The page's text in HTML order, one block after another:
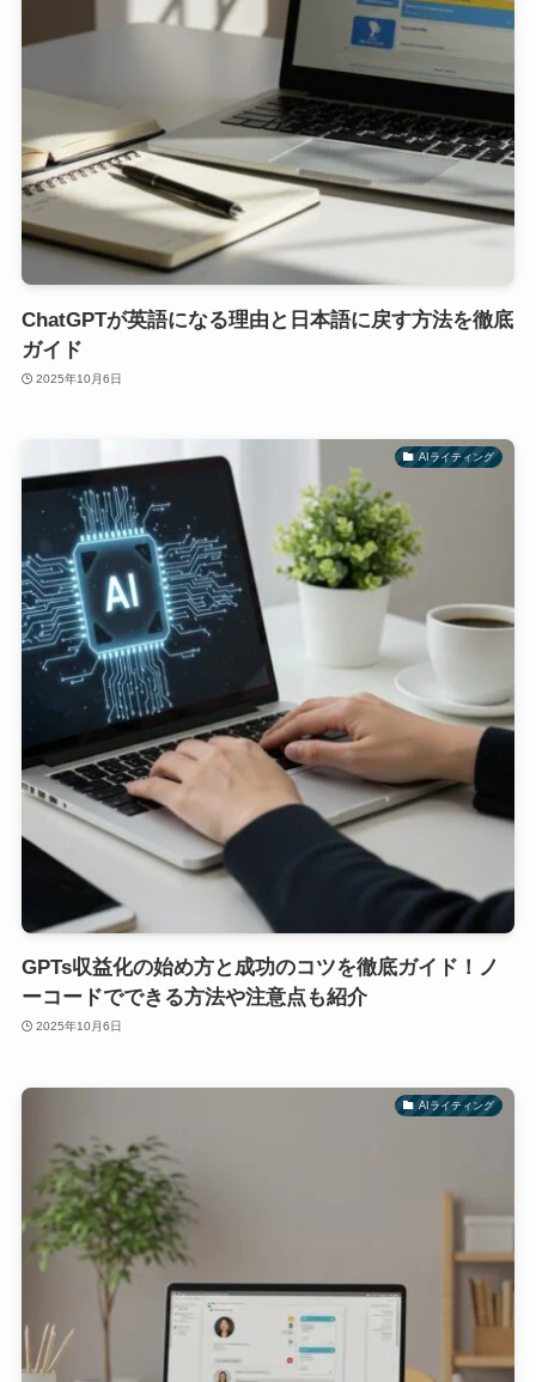
ChatGPTが英語になる理由と日本語に戻す方法を徹底
ガイド
2025年10月6日
AIライティング
GPTs収益化の始め方と成功のコツを徹底ガイド！ノ
ーコードでできる方法や注意点も紹介
2025年10月6日
AIライティング